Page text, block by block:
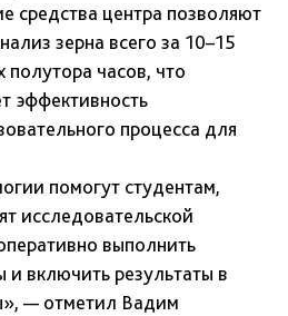
средства центра позволяют
зерна всего за 10–15
часов, что
эффективность
процесса для
помогут студентам,
исследовательской
выполнить
включить результаты в
— отметил Вадим